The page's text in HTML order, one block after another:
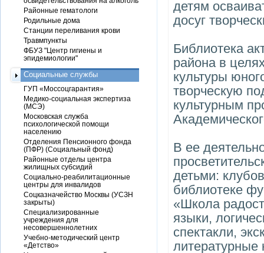
детям
досуг
Библиотека
района в
культуры
творческую
культурным
В ее
детьми:
библиотеке
«Школа
языки,
спектакли,
Районные гематологи
Родильные дома
Станции переливания крови
Травмпункты
ФБУЗ "Центр гигиены и
эпидемиологии"
Социальные службы
ГУП «Моссоцгарантия»
Медико-социальная экспертиза
(МСЭ)
Московская служба
психологической помощи
населению
Отделения Пенсионного фонда
(ПФР) (Социальный фонд)
Районные отделы центра
жилищных субсидий
Социально-реабилитационные
центры для инвалидов
Соцказначейство Москвы (УСЗН
закрыты)
Специализированные
учреждения для
несовершеннолетних
Учебно-методический центр
«Детство»